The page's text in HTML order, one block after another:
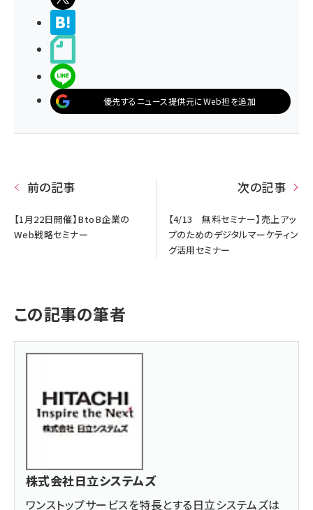
優先するニュース提供元にWeb担を追加
前の記事
【1月22日開催】BtoB企業の
Web戦略セミナー
次の記事
【4/13 無料セミナー】売上アッ
プのためのデジタルマーケティン
グ活用セミナー
この記事の筆者
株式会社日立システムズ
ワンストップサービスを特長とする日立システムズは